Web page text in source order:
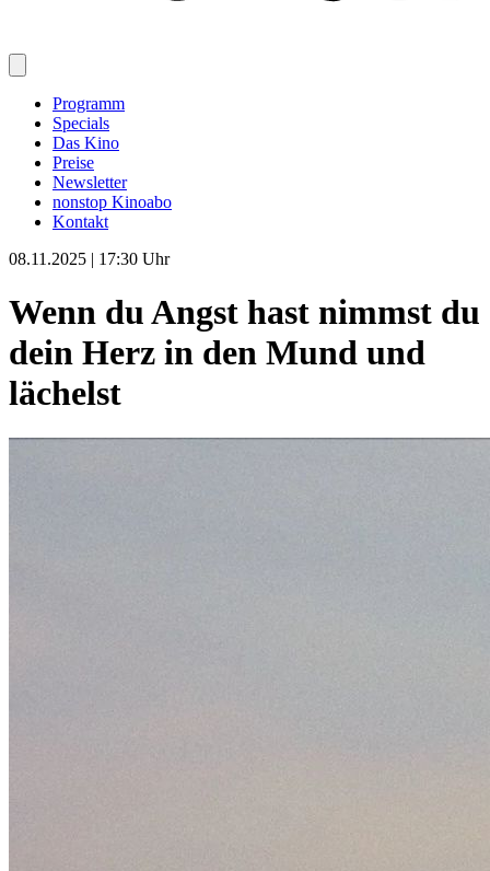
Programm
Specials
Das Kino
Preise
Newsletter
nonstop Kinoabo
Kontakt
08.11.2025 | 17:30 Uhr
Wenn du Angst hast nimmst du
dein Herz in den Mund und
lächelst